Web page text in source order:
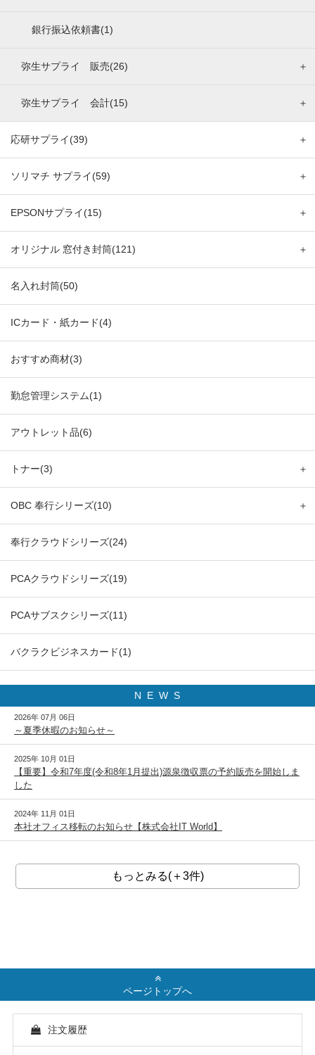
銀行振込依頼書(1)
弥生サプライ 販売(26) ＋
弥生サプライ 会計(15) ＋
応研サプライ(39) ＋
ソリマチ サプライ(59) ＋
EPSONサプライ(15) ＋
オリジナル 窓付き封筒(121) ＋
名入れ封筒(50)
ICカード・紙カード(4)
おすすめ商材(3)
勤怠管理システム(1)
アウトレット品(6)
トナー(3) ＋
OBC 奉行シリーズ(10) ＋
奉行クラウドシリーズ(24)
PCAクラウドシリーズ(19)
PCAサブスクシリーズ(11)
バクラクビジネスカード(1)
N E W S
2026年 07月 06日
～夏季休暇のお知らせ～
2025年 10月 01日
【重要】令和7年度(令和8年1月提出)源泉徴収票の予約販売を開始しま
した
2024年 11月 01日
本社オフィス移転のお知らせ【株式会社IT World】
もっとみる(＋3件)
ページトップへ
注文履歴